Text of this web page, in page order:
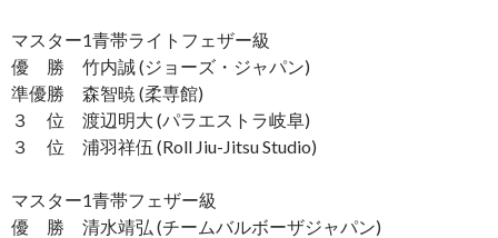
マスター1青帯ライトフェザー級
優 勝 竹内誠 (ジョーズ・ジャパン)
準優勝 森智暁 (柔専館)
３ 位 渡辺明大 (パラエストラ岐阜)
３ 位 浦羽祥伍 (Roll Jiu-Jitsu Studio)
マスター1青帯フェザー級
優 勝 清水靖弘 (チームバルボーザジャパン)